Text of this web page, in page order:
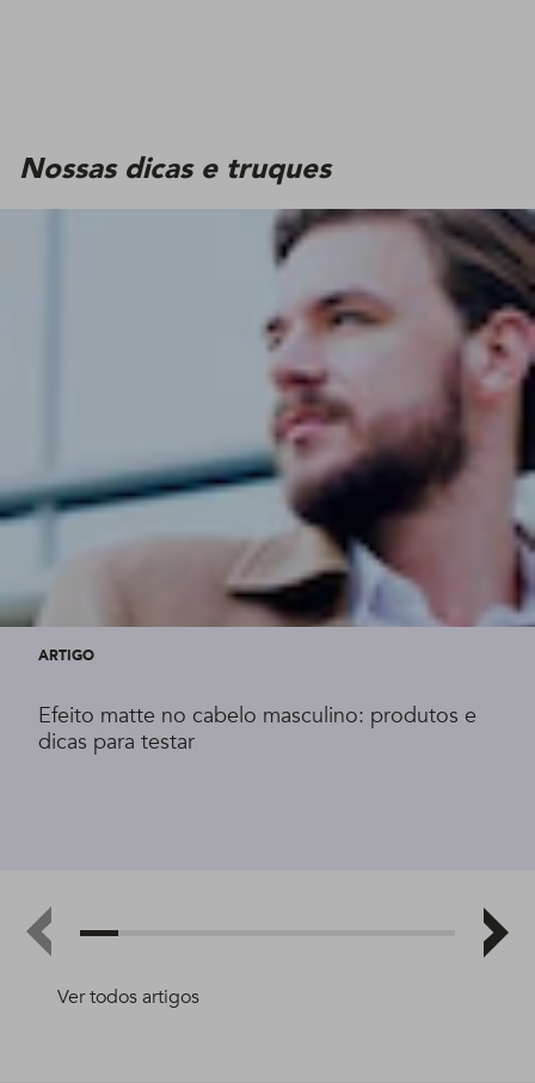
Nossas dicas e truques
Ver todos artigos
ARTIGO
Efeito matte no cabelo masculino: produtos e
dicas para testar